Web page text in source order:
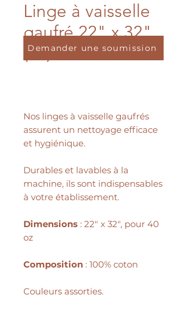
Linge à vaisselle
gaufré 22" x 32"
(12)
Nos linges à vaisselle gaufrés
assurent un nettoyage efficace
et hygiénique.
Durables et lavables à la
machine, ils sont indispensables
à votre établissement.
Dimensions : 22" x 32", pour 40
oz
Composition : 100% coton
Couleurs assorties.
Demander une soumission